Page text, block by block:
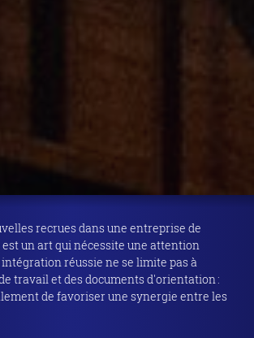
recrues dans une entreprise de
un art qui nécessite une attention
réussie ne se limite pas à
travail et des documents d'orientation :
de favoriser une synergie entre les